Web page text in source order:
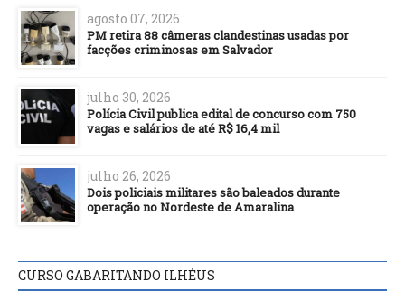
agosto 07, 2026
PM retira 88 câmeras clandestinas usadas por
facções criminosas em Salvador
julho 30, 2026
Polícia Civil publica edital de concurso com 750
vagas e salários de até R$ 16,4 mil
julho 26, 2026
Dois policiais militares são baleados durante
operação no Nordeste de Amaralina
CURSO GABARITANDO ILHÉUS